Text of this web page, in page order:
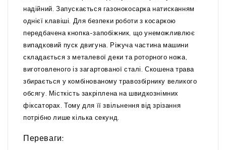
надійний. Запускається газонокосарка натисканням
однієї клавіші. Для безпеки роботи з косаркою
передбачена кнопка-запобіжник, що унеможливлює
випадковий пуск двигуна. Ріжуча частина машини
складається з металевої деки та роторного ножа,
виготовленого із загартованої сталі. Скошена трава
збирається у комбінованому травозбірнику великого
обсягу. Місткість закріплена на швидкознімних
фіксаторах. Тому для її звільнення від зрізання
потрібно лише кілька секунд.
Переваги: